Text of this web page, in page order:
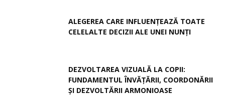
ALEGEREA CARE INFLUENȚEAZĂ TOATE
CELELALTE DECIZII ALE UNEI NUNȚI
DEZVOLTAREA VIZUALĂ LA COPII:
FUNDAMENTUL ÎNVĂȚĂRII, COORDONĂRII
ȘI DEZVOLTĂRII ARMONIOASE